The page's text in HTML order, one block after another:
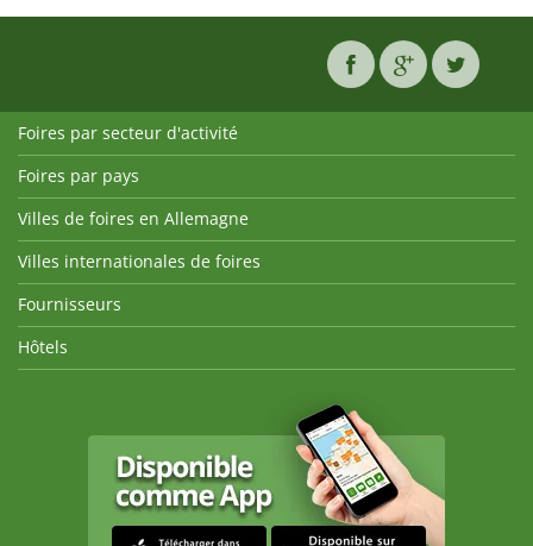
Foires par secteur d'activité
Foires par pays
Villes de foires en Allemagne
Villes internationales de foires
Fournisseurs
Hôtels